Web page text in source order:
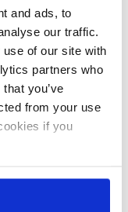
and ads, to
our traffic.
of our site with
partners who
you’ve
from your use
if you